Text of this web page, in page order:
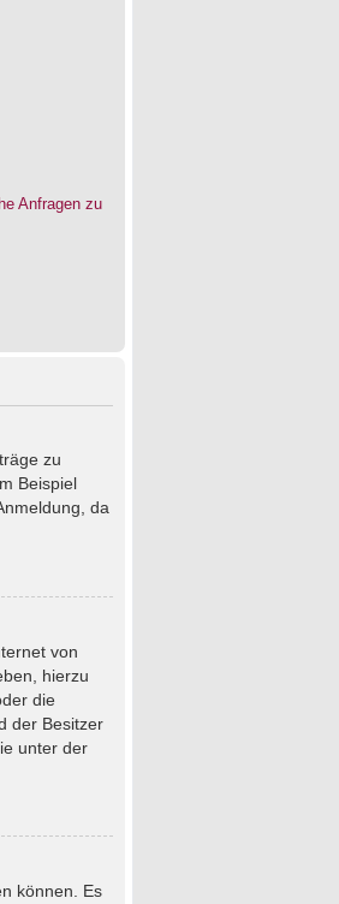
Anfragen zu
zu
Beispiel
da
von
hierzu
die
der Besitzer
unter der
können. Es